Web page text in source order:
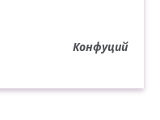
Конфуций